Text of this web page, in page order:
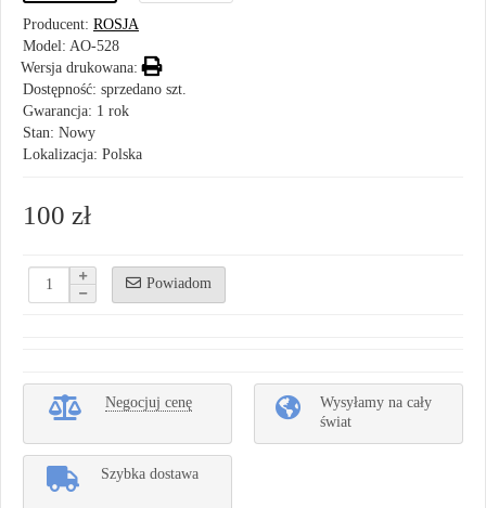
Producent: ROSJA
Model: AO-528
Wersja drukowana:
Dostępność: sprzedano szt.
Gwarancja: 1 rok
Stan: Nowy
Lokalizacja: Polska
100 zł
Powiadom
Negocjuj cenę
Wysyłamy na cały
świat
Szybka dostawa